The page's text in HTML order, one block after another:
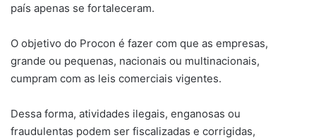
país apenas se fortaleceram.
O objetivo do Procon é fazer com que as empresas,
grande ou pequenas, nacionais ou multinacionais,
cumpram com as leis comerciais vigentes.
Dessa forma, atividades ilegais, enganosas ou
fraudulentas podem ser fiscalizadas e corrigidas,